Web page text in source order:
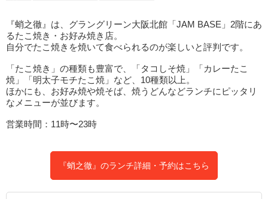
『蛸之徹』は、グラングリーン大阪北館「JAM BASE」2階にあ
るたこ焼き・お好み焼き店。
自分でたこ焼きを焼いて食べられるのが楽しいと評判です。
「たこ焼き」の種類も豊富で、「タコしそ焼」「カレーたこ
焼」「明太子モチたこ焼」など、10種類以上。
ほかにも、お好み焼や焼そば、焼うどんなどランチにピッタリ
なメニューが並びます。
営業時間：11時〜23時
『蛸之徹』のランチ詳細・予約はこちら